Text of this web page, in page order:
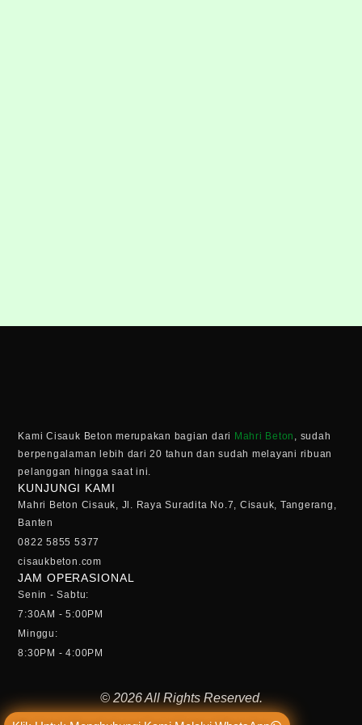
Kami Cisauk Beton merupakan bagian dari Mahri Beton , sudah
berpengalaman lebih dari 20 tahun dan sudah melayani ribuan
pelanggan hingga saat ini.
KUNJUNGI KAMI
Mahri Beton Cisauk, Jl. Raya Suradita No.7, Cisauk, Tangerang,
Banten
0822 5855 5377
cisaukbeton.com
JAM OPERASIONAL
Senin - Sabtu:
7:30AM - 5:00PM
Minggu:
8:30PM - 4:00PM
© 2026 All Rights Reserved.